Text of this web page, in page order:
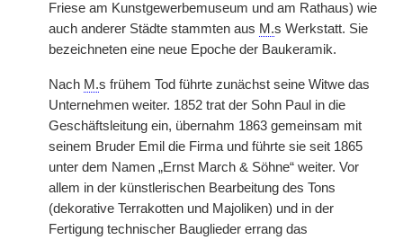
Friese am Kunstgewerbemuseum und am Rathaus) wie
auch anderer Städte stammten aus M.s Werkstatt. Sie
bezeichneten eine neue Epoche der Baukeramik.
Nach M.s frühem Tod führte zunächst seine Witwe das
Unternehmen weiter. 1852 trat der Sohn Paul in die
Geschäftsleitung ein, übernahm 1863 gemeinsam mit
seinem Bruder Emil die Firma und führte sie seit 1865
unter dem Namen „Ernst March & Söhne“ weiter. Vor
allem in der künstlerischen Bearbeitung des Tons
(dekorative Terrakotten und Majoliken) und in der
Fertigung technischer Bauglieder errang das